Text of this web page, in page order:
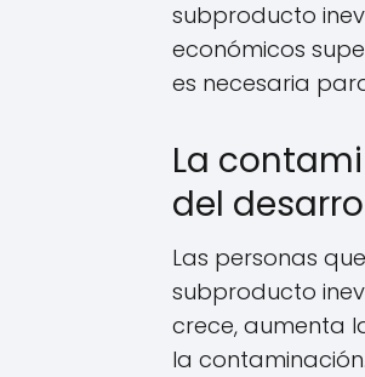
subproducto
económicos
es necesaria
La
del
Las personas
subproducto
crece, aumenta
la